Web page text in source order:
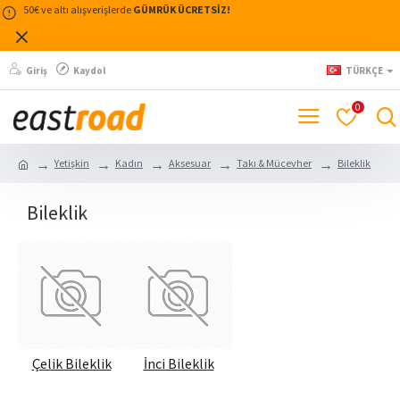
50€ ve altı alışverişlerde GÜMRÜK ÜCRETSİZ!
Giriş Kaydol TÜRKÇE
0
Yetişkin Kadın Aksesuar Takı & Mücevher Bileklik
Bileklik
Çelik Bileklik İnci Bileklik